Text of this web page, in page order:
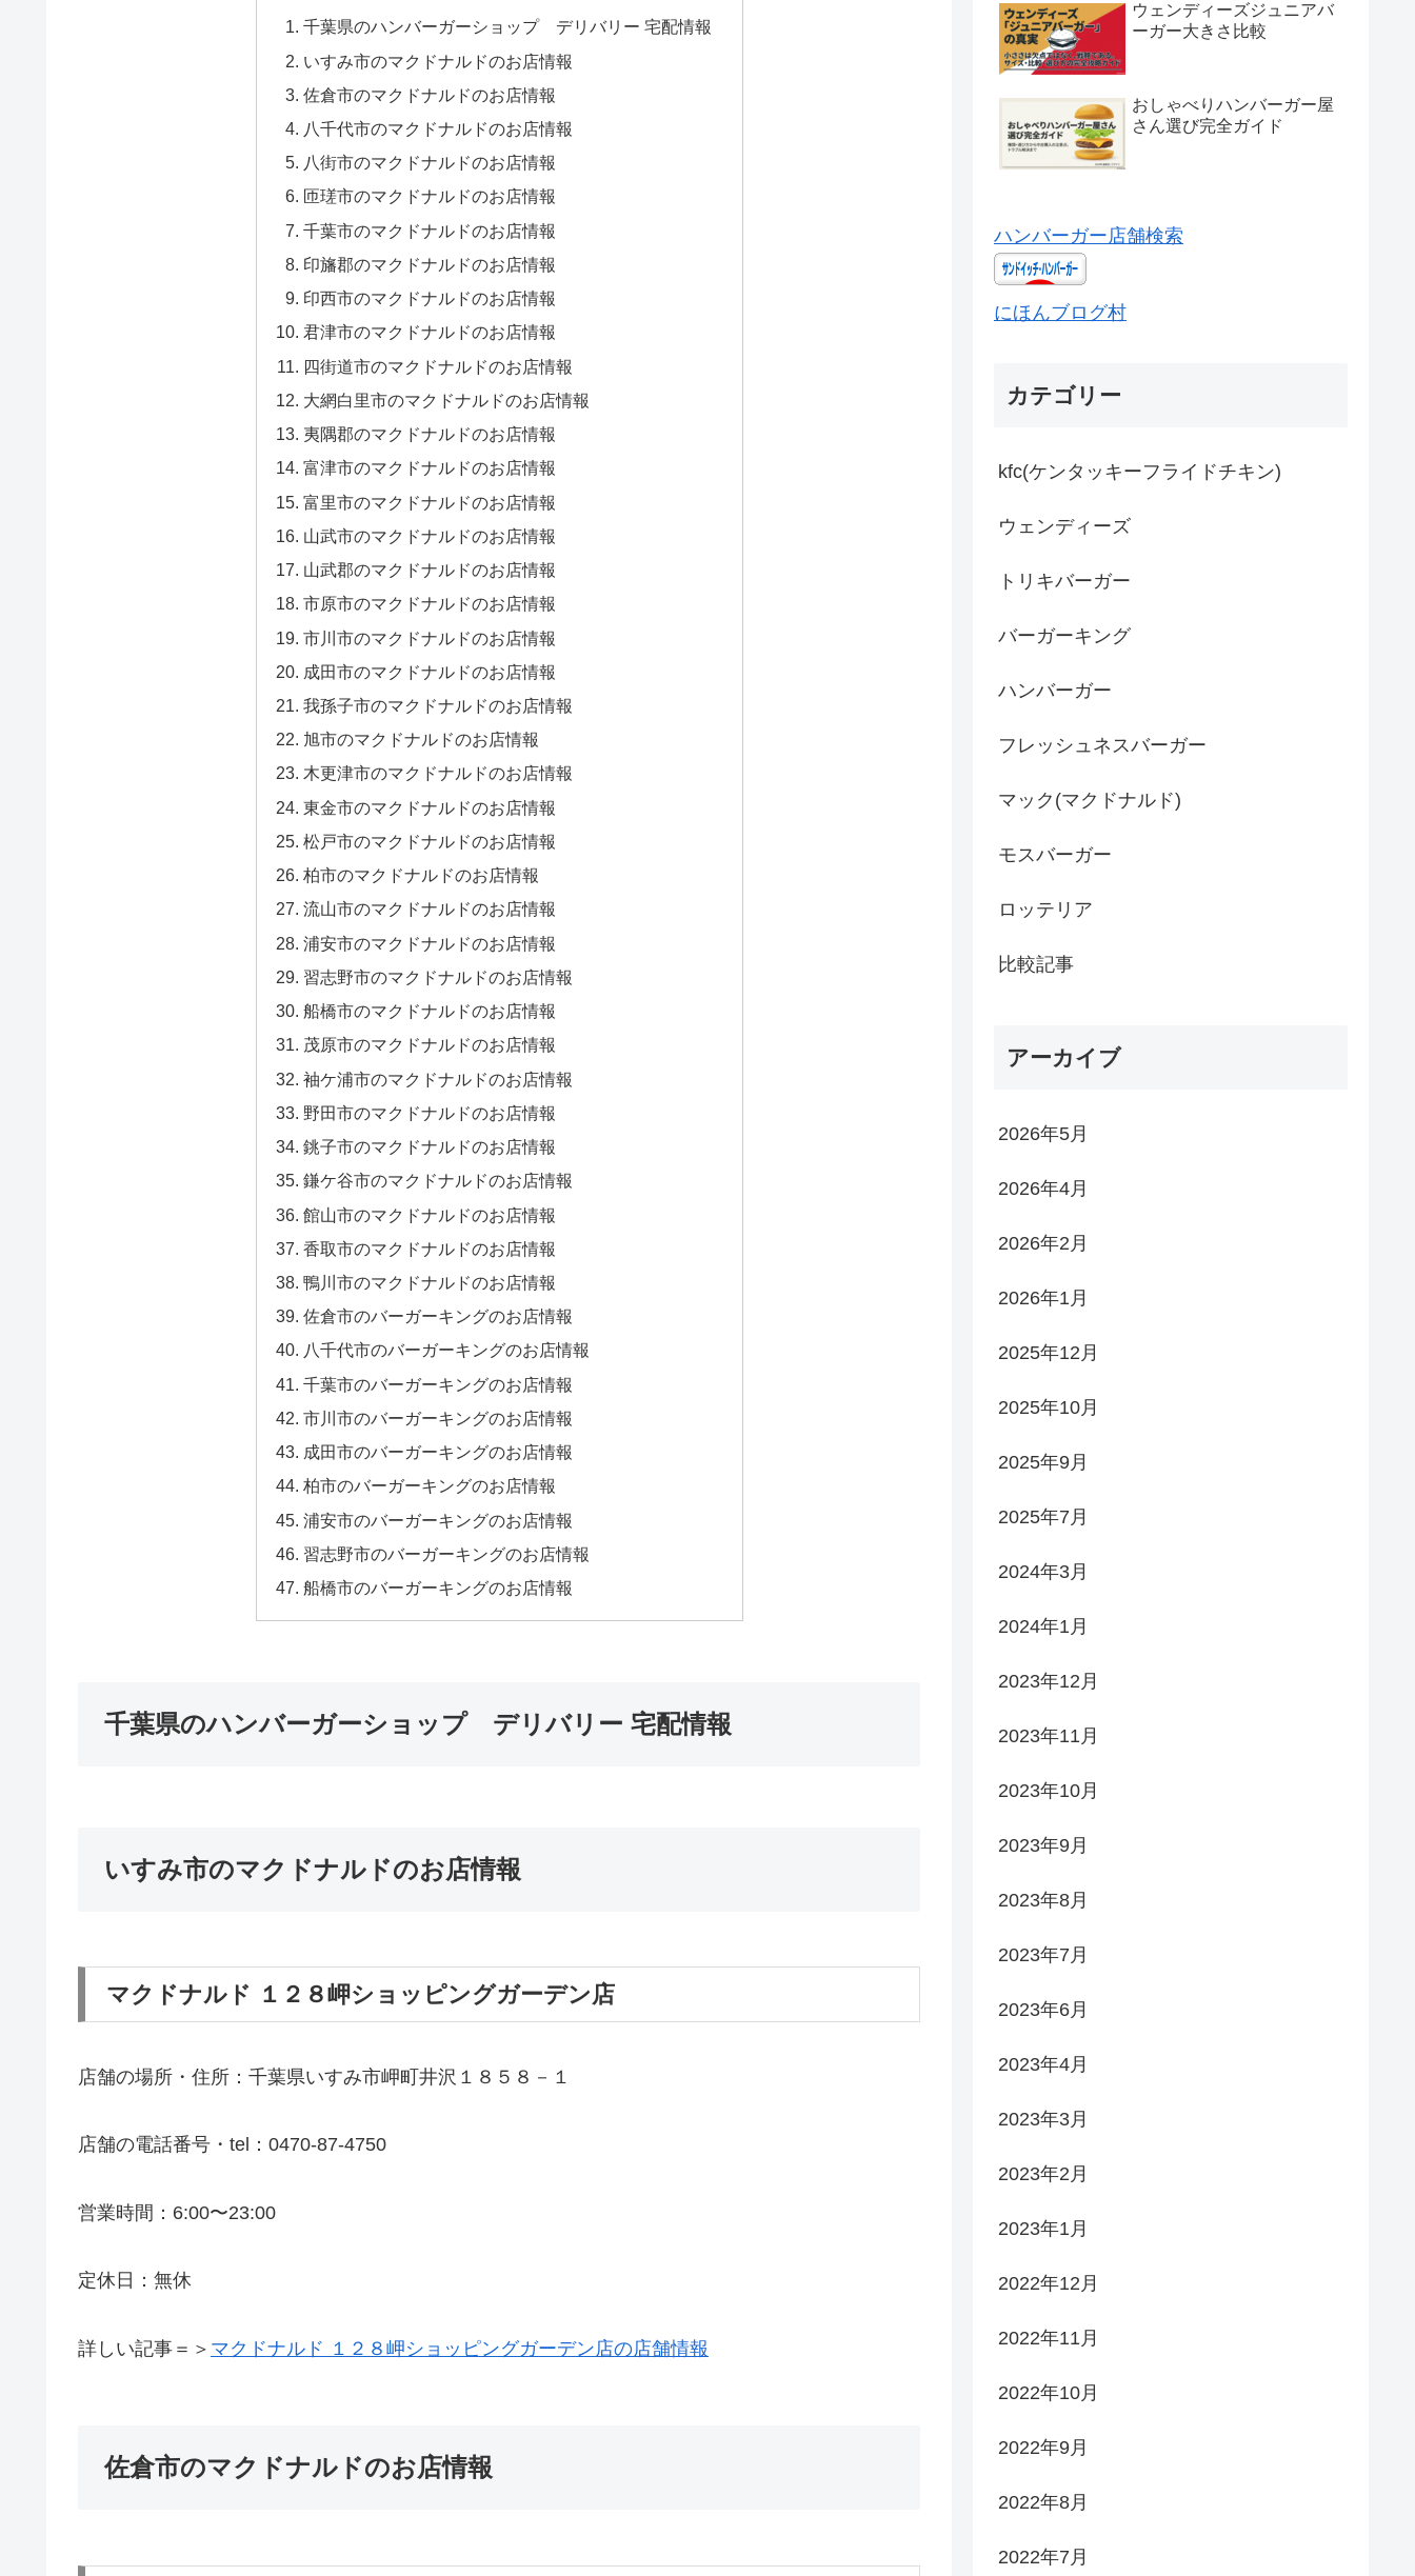
千葉県のハンバーガーショップ デリバリー 宅配情報
いすみ市のマクドナルドのお店情報
佐倉市のマクドナルドのお店情報
八千代市のマクドナルドのお店情報
八街市のマクドナルドのお店情報
匝瑳市のマクドナルドのお店情報
千葉市のマクドナルドのお店情報
印旛郡のマクドナルドのお店情報
印西市のマクドナルドのお店情報
君津市のマクドナルドのお店情報
四街道市のマクドナルドのお店情報
大網白里市のマクドナルドのお店情報
夷隅郡のマクドナルドのお店情報
富津市のマクドナルドのお店情報
富里市のマクドナルドのお店情報
山武市のマクドナルドのお店情報
山武郡のマクドナルドのお店情報
市原市のマクドナルドのお店情報
市川市のマクドナルドのお店情報
成田市のマクドナルドのお店情報
我孫子市のマクドナルドのお店情報
旭市のマクドナルドのお店情報
木更津市のマクドナルドのお店情報
東金市のマクドナルドのお店情報
松戸市のマクドナルドのお店情報
柏市のマクドナルドのお店情報
流山市のマクドナルドのお店情報
浦安市のマクドナルドのお店情報
習志野市のマクドナルドのお店情報
船橋市のマクドナルドのお店情報
茂原市のマクドナルドのお店情報
袖ケ浦市のマクドナルドのお店情報
野田市のマクドナルドのお店情報
銚子市のマクドナルドのお店情報
鎌ケ谷市のマクドナルドのお店情報
館山市のマクドナルドのお店情報
香取市のマクドナルドのお店情報
鴨川市のマクドナルドのお店情報
佐倉市のバーガーキングのお店情報
八千代市のバーガーキングのお店情報
千葉市のバーガーキングのお店情報
市川市のバーガーキングのお店情報
成田市のバーガーキングのお店情報
柏市のバーガーキングのお店情報
浦安市のバーガーキングのお店情報
習志野市のバーガーキングのお店情報
船橋市のバーガーキングのお店情報
千葉県のハンバーガーショップ デリバリー 宅配情報
いすみ市のマクドナルドのお店情報
マクドナルド １２８岬ショッピングガーデン店
店舗の場所・住所：千葉県いすみ市岬町井沢１８５８－１
店舗の電話番号・tel：0470-87-4750
営業時間：6:00〜23:00
定休日：無休
詳しい記事＝＞ マクドナルド １２８岬ショッピングガーデン店の店舗情報
佐倉市のマクドナルドのお店情報
ウェンディーズジュニアバ
ーガー大きさ比較
おしゃべりハンバーガー屋
さん選び完全ガイド
ハンバーガー店舗検索
にほんブログ村
カテゴリー
kfc(ケンタッキーフライドチキン)
ウェンディーズ
トリキバーガー
バーガーキング
ハンバーガー
フレッシュネスバーガー
マック(マクドナルド)
モスバーガー
ロッテリア
比較記事
アーカイブ
2026年5月
2026年4月
2026年2月
2026年1月
2025年12月
2025年10月
2025年9月
2025年7月
2024年3月
2024年1月
2023年12月
2023年11月
2023年10月
2023年9月
2023年8月
2023年7月
2023年6月
2023年4月
2023年3月
2023年2月
2023年1月
2022年12月
2022年11月
2022年10月
2022年9月
2022年8月
2022年7月